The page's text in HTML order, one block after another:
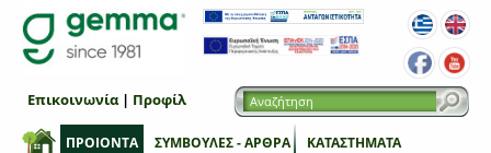
ΠΡΟΙΟΝΤΑ ΣΥΜΒΟΥΛΕΣ - ΑΡΘΡΑ ΚΑΤΑΣΤΗΜΑΤΑ
Επικοινωνία| Προφίλ